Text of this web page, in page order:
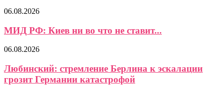
06.08.2026
МИД РФ: Киев ни во что не ставит...
06.08.2026
Любинский: стремление Берлина к эскалации
грозит Германии катастрофой